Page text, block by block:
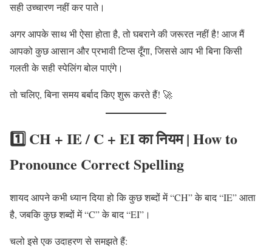
सही उच्चारण नहीं कर पाते।
अगर आपके साथ भी ऐसा होता है, तो घबराने की जरूरत नहीं है! आज मैं
आपको कुछ आसान और प्रभावी टिप्स दूँगा, जिससे आप भी बिना किसी
गलती के सही स्पेलिंग बोल पाएंगे।
तो चलिए, बिना समय बर्बाद किए शुरू करते हैं! 🚀
1️⃣ CH + IE / C + EI का नियम| How to
Pronounce Correct Spelling
शायद आपने कभी ध्यान दिया हो कि कुछ शब्दों में “CH” के बाद “IE” आता
है, जबकि कुछ शब्दों में “C” के बाद “EI”।
चलो इसे एक उदाहरण से समझते हैं: